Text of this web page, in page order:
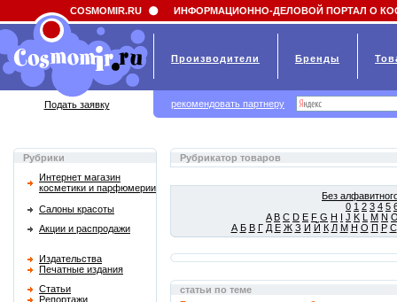
Field 'news_title' doesn't have a default value
Рубрики
Интернет магазин
косметики и парфюмерии
Салоны красоты
Акции и распродажи
Издательства
Печатные издания
Статьи
Репортажи
Рубрикатор товаров
Без
0 1 2 3 4 5
A B C D E F G H I J K L M N
А Б В Г Д Е Ж З И Й К Л М Н О П Р С
статьи по теме
COSMOMIR.RU ИНФОРМАЦИОННО-ДЕЛОВОЙ ПОРТАЛ О
Производители Бренды
Подать заявку рекомендовать партнеру